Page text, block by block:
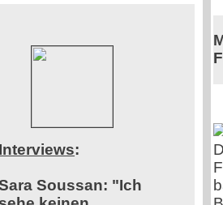
Interviews:
Soussan: "Ich